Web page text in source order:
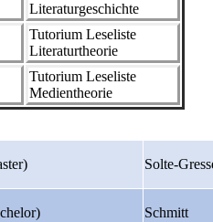
Literaturgeschichte
Tutorium Leseliste
Literaturtheorie
Tutorium Leseliste
Medientheorie
Solte-
Schmitt